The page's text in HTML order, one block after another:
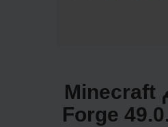
كيفية عمل خادم Minecraft
Forge